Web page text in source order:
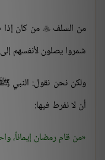
من السلف من كان
شمروا يصلون لأنفسهم
ولكن نحن نقول: النبي
أن لا نفرط فيها:
من قام رمضان إيماناً،